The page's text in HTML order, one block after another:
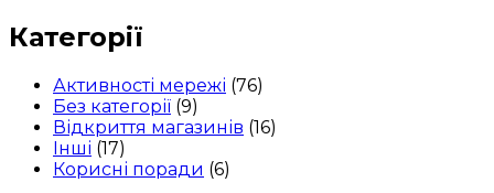
Категорії
Активності мережі (76)
Без категорії (9)
Відкриття магазинів (16)
Інші (17)
Корисні поради (6)